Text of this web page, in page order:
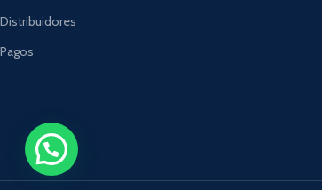
Distribuidores
Pagos